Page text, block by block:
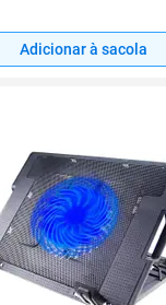
Adicionar à sacola